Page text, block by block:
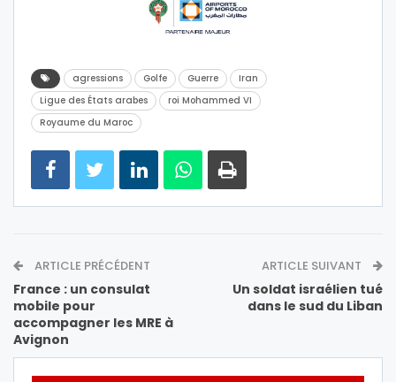
agressions Golfe Guerre
Iran
Ligue des États arabes
roi Mohammed VI
Royaume du Maroc
ARTICLE PRÉCÉDENT
France : un consulat
mobile pour
accompagner les MRE à
Avignon
ARTICLE SUIVANT
Un soldat israélien tué
dans le sud du Liban